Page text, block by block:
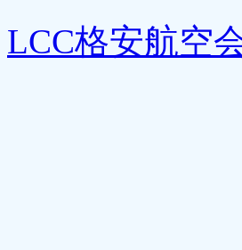
LCC格安航空